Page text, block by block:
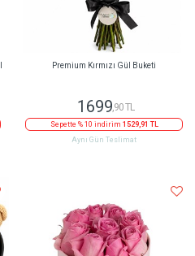
Premium Kırmızı Gül Buketi
1699,90 TL
Sepette % 10 indirim 1529,91 TL
Aynı Gün Teslimat